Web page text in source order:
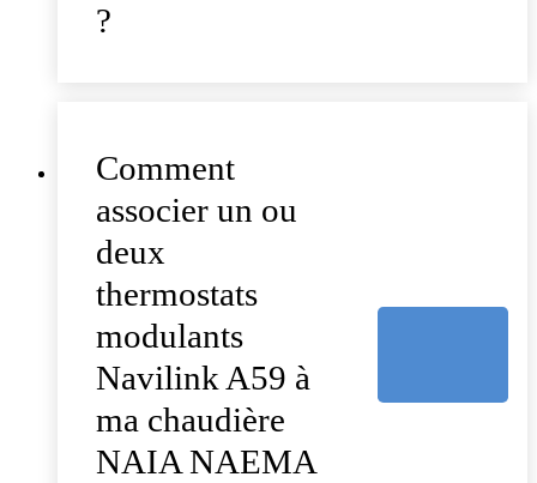
?
Comment
associer un ou
deux
thermostats
modulants
Navilink A59 à
ma chaudière
NAIA NAEMA